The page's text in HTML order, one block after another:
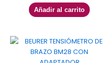
Añadir al carrito